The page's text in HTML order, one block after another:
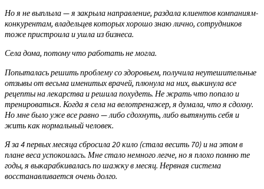
Но я не выплыла — я закрыла направление, раздала клиентов компаниям-
конкурентам, владельцев которых хорошо знаю лично, сотрудников
тоже пристроила и ушла из бизнеса.
Села дома, потому что работать не могла.
Попыталась решить проблему со здоровьем, получила неутешительные
отзывы от весьма именитых врачей, плюнула на них, выкинула все
рецепты на лекарства и решила похудеть. Не жрать что попало и
тренироваться. Когда я села на велотренажер, я думала, что я сдохну.
Но мне было уже все равно — либо сдохнуть, либо вытянуть себя и
жить как нормальный человек.
Я за 4 первых месяца сбросила 20 кило (стала весить 70) и на этом в
плане веса успокоилась. Мне стало немного легче, но я плохо помню те
годы, я выкарабкивалась по шажку в месяц. Нервная система
восстанавливается очень долго.